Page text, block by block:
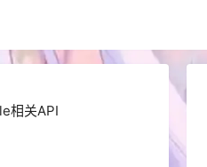
相关API